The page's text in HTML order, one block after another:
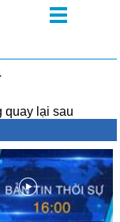
quay lại sau